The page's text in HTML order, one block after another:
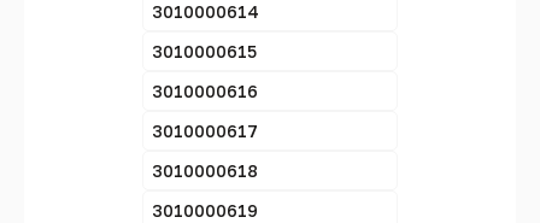
3010000614
3010000615
3010000616
3010000617
3010000618
3010000619